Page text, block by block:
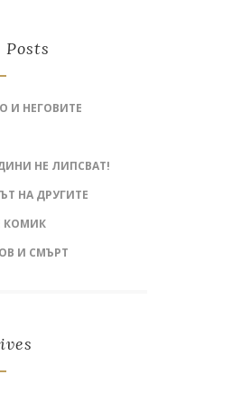
Posts
И НЕГОВИТЕ
НЕ ЛИПСВАТ!
НА ДРУГИТЕ
КОМИК
И СМЪРТ